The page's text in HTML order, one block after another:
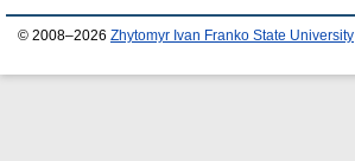
© 2008–2026 Zhytomyr Ivan Franko State University